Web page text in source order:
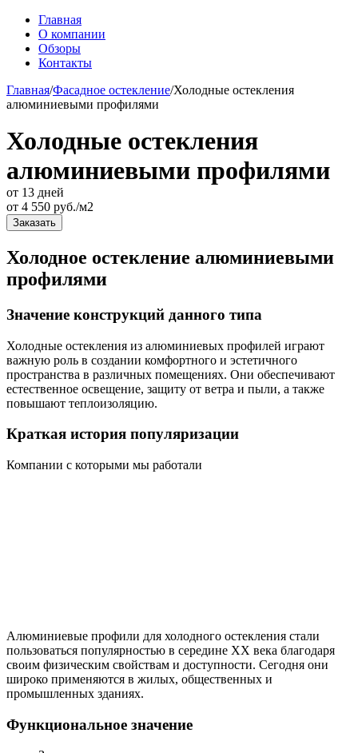
Главная
О компании
Обзоры
Контакты
Главная/Фасадное остекление/Холодные остекления
алюминиевыми профилями
Холодные остекления
алюминиевыми профилями
от 13 дней
от 4 550 руб./м2
Заказать
Холодное остекление алюминиевыми
профилями
Значение конструкций данного типа
Холодные остекления из алюминиевых профилей играют
важную роль в создании комфортного и эстетичного
пространства в различных помещениях. Они обеспечивают
естественное освещение, защиту от ветра и пыли, а также
повышают теплоизоляцию.
Краткая история популяризации
Компании с которыми мы работали
Алюминиевые профили для холодного остекления стали
пользоваться популярностью в середине XX века благодаря
своим физическим свойствам и доступности. Сегодня они
широко применяются в жилых, общественных и
промышленных зданиях.
Функциональное значение